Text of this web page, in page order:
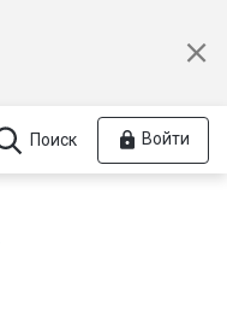
Поиск Войти